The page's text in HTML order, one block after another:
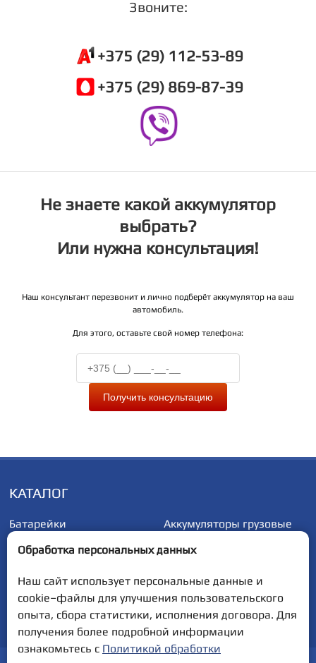
Звоните:
+375 (29) 112-53-89
+375 (29) 869-87-39
Не знаете какой аккумулятор
выбрать?
Или нужна консультация!
Наш консультант перезвонит и лично подберёт аккумулятор на ваш
автомобиль.
Для этого, оставьте свой номер телефона:
Получить консультацию
КАТАЛОГ
Батарейки
Аккумуляторы
Аккумуляторы грузовые
Аккумуляторы
Полная версия сайта
Обработка персональных данных
Наш сайт использует персональные данные и
cookie–файлы для улучшения пользовательского
опыта, сбора статистики, исполнения договора. Для
получения более подробной информации
ознакомьтесь с Политикой обработки